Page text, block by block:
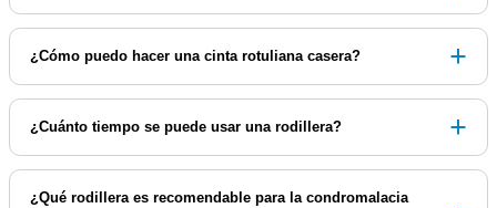
¿Cómo puedo hacer una cinta rotuliana casera?
¿Cuánto tiempo se puede usar una rodillera?
¿Qué rodillera es recomendable para la condromalacia